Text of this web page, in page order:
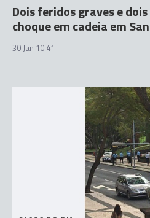
Dois feridos graves e
choque em cadeia em
30 Jan 10:41